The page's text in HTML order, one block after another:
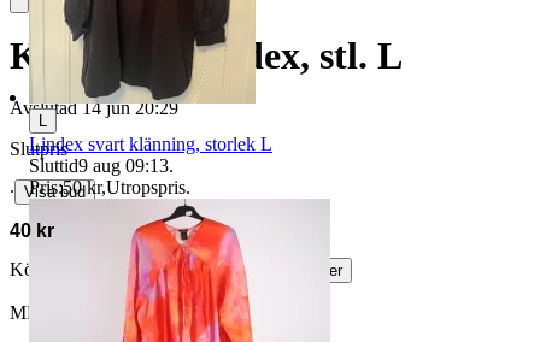
Klänning, Lindex, stl. L
Avslutad 14 jun 20:29
Slutpris
∙ Visa bud
40 kr
Köparskydd är valfritt hos företag.
Läs mer
MH23 vann auktionen
Lindex svart klänning, storlek L
Sluttid9 aug 09:13.
Pris:50 kr,Utropspris.